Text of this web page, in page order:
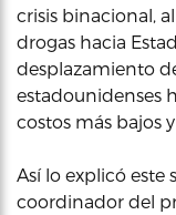
crisis binacional,
drogas hacia
desplazamiento
estadounidenses
costos más bajos
Así lo explicó este
coordinador del